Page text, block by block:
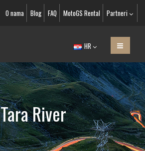
O nama Blog FAQ MotoGS Rental Partneri
HR
Tara River